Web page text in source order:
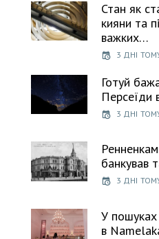
Стан як
кияни та
важких…
3 ДНІ
Готуй
Персеїди
3 ДНІ
банкував
3 ДНІ
У
в